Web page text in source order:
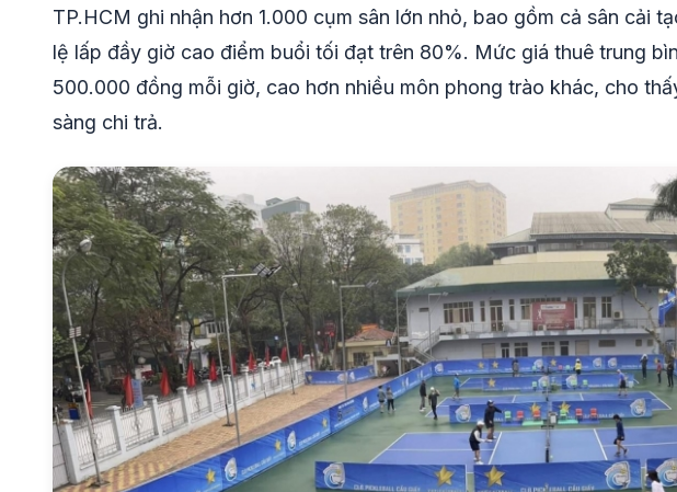
TP.HCM ghi nhận hơn 1.000 cụm sân lớn nhỏ, bao gồm cả sân cải
lệ lấp đầy giờ cao điểm buổi tối đạt trên 80%. Mức giá thuê trung
500.000 đồng mỗi giờ, cao hơn nhiều môn phong trào khác, cho
sàng chi trả.